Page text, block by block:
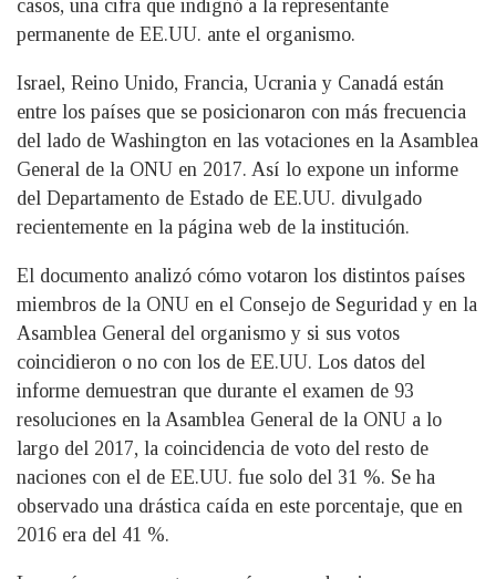
casos, una cifra que indignó a la representante
permanente de EE.UU. ante el organismo.
Israel, Reino Unido, Francia, Ucrania y Canadá están
entre los países que se posicionaron con más frecuencia
del lado de Washington en las votaciones en la Asamblea
General de la ONU en 2017. Así lo expone un informe
del Departamento de Estado de EE.UU. divulgado
recientemente en la página web de la institución.
El documento analizó cómo votaron los distintos países
miembros de la ONU en el Consejo de Seguridad y en la
Asamblea General del organismo y si sus votos
coincidieron o no con los de EE.UU. Los datos del
informe demuestran que durante el examen de 93
resoluciones en la Asamblea General de la ONU a lo
largo del 2017, la coincidencia de voto del resto de
naciones con el de EE.UU. fue solo del 31 %. Se ha
observado una drástica caída en este porcentaje, que en
2016 era del 41 %.